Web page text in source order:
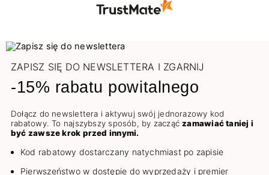
ZAPISZ SIĘ DO NEWSLETTERA I ZGARNIJ
-15% rabatu powitalnego
Dołącz do newslettera i aktywuj swój jednorazowy kod
rabatowy. To najszybszy sposób, by zacząćzamawiać taniej i
być zawsze krok przed innymi.
Kod rabatowy dostarczany natychmiast po zapisie
Pierwszeństwo w dostępie do wyprzedaży i premier